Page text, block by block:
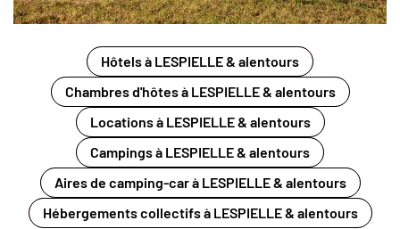
Hôtels à LESPIELLE & alentours
Chambres d'hôtes à LESPIELLE & alentours
Locations à LESPIELLE & alentours
Campings à LESPIELLE & alentours
Aires de camping-car à LESPIELLE & alentours
Hébergements collectifs à LESPIELLE & alentours